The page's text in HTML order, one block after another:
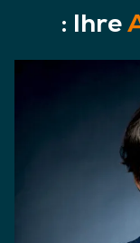
: Ihre